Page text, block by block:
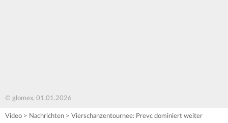
© glomex, 01.01.2026
Video > Nachrichten > Vierschanzentournee: Prevc dominiert weiter